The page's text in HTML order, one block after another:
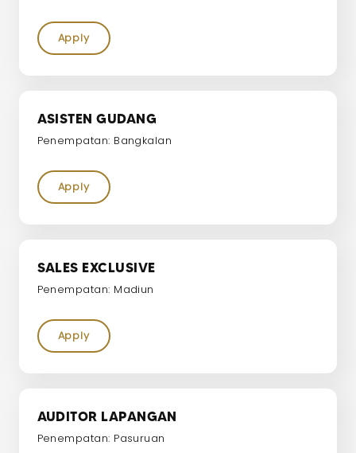
Apply
ASISTEN GUDANG
Penempatan: Bangkalan
Apply
SALES EXCLUSIVE
Penempatan: Madiun
Apply
AUDITOR LAPANGAN
Penempatan: Pasuruan